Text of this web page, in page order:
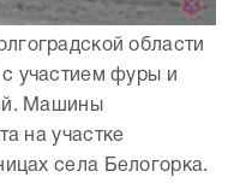
области
участием фуры и
Машины
на участке
села Белогорка.